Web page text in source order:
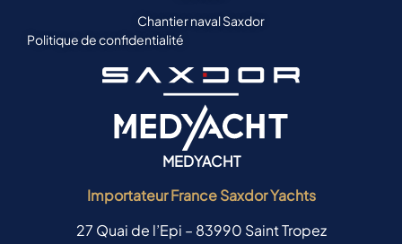
MEDYACHT
Importateur France Saxdor Yachts
27 Quai de l’Epi – 83990 Saint Tropez
Chantier naval Saxdor
Politique de confidentialité